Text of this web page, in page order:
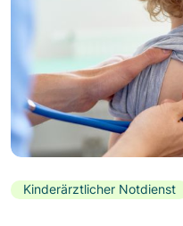
Kinderärztlicher Notdienst